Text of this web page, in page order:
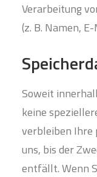
Verarbeitung
(z. B. Namen,
Soweit
keine
verbleiben Ihre
uns, bis der
entfällt. Wenn